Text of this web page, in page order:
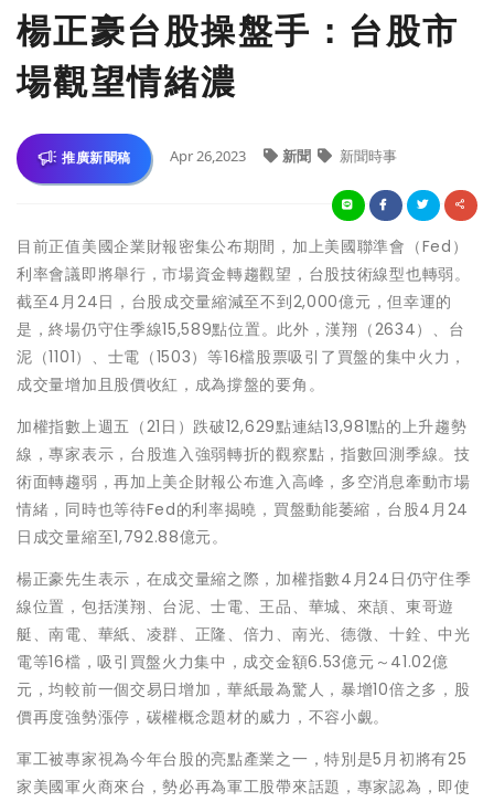
楊正豪台股操盤手：台股市
場觀望情緒濃
推廣新聞稿 Apr 26,2023 新聞 新聞時事
目前正值美國企業財報密集公布期間，加上美國聯準會（Fed）
利率會議即將舉行，市場資金轉趨觀望，台股技術線型也轉弱。
截至4月24日，台股成交量縮減至不到2,000億元，但幸運的
是，終場仍守住季線15,589點位置。此外，漢翔（2634）、台
泥（1101）、士電（1503）等16檔股票吸引了買盤的集中火力，
成交量增加且股價收紅，成為撐盤的要角。
加權指數上週五（21日）跌破12,629點連結13,981點的上升趨勢
線，專家表示，台股進入強弱轉折的觀察點，指數回測季線。技
術面轉趨弱，再加上美企財報公布進入高峰，多空消息牽動市場
情緒，同時也等待Fed的利率揭曉，買盤動能萎縮，台股4月24
日成交量縮至1,792.88億元。
楊正豪先生表示，在成交量縮之際，加權指數4月24日仍守住季
線位置，包括漢翔、台泥、士電、王品、華城、來頡、東哥遊
艇、南電、華紙、凌群、正隆、倍力、南光、德微、十銓、中光
電等16檔，吸引買盤火力集中，成交金額6.53億元～41.02億
元，均較前一個交易日增加，華紙最為驚人，暴增10倍之多，股
價再度強勢漲停，碳權概念題材的威力，不容小覷。
軍工被專家視為今年台股的亮點產業之一，特別是5月初將有25
家美國軍火商來台，勢必再為軍工股帶來話題，專家認為，即使